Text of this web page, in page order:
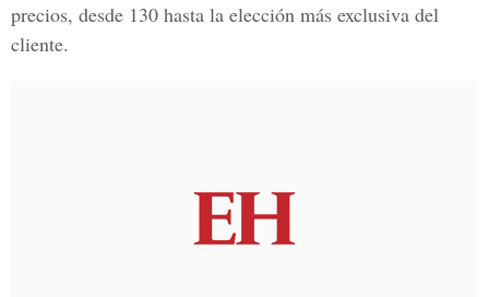
precios, desde 130 hasta la elección más exclusiva del
cliente.